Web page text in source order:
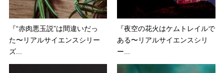
『“赤肉悪玉説”は間違いだっ
た〜リアルサイエンスシリー
ズ...
『夜空の花火はケムトレイルで
ある〜リアルサイエンスシリ
ー...